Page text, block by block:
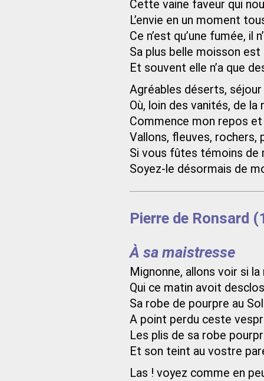
Cette vaine faveur qui
L’envie en un moment
Ce n’est qu’une fumée, il
Sa plus belle moisson
Et souvent elle n’a que
Agréables déserts, séjour
Où, loin des vanités, de la
Commence mon repos
Vallons, fleuves, rochers,
Si vous fûtes témoins de
Soyez-le désormais de
Pierre de Ronsard
À sa maistresse
Mignonne, allons voir si
Qui ce matin avoit
Sa robe de pourpre au
A point perdu ceste
Les plis de sa robe
Et son teint au vostre
Las ! voyez comme en